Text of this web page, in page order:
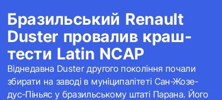
Бразильський Renault
Duster провалив краш-
тести Latin NCAP
Віднедавна Duster другого покоління почали
збирати на заводі в муніципалітеті Сан-Жозе-
дус-Піньяс у бразильському штаті Парана. Його